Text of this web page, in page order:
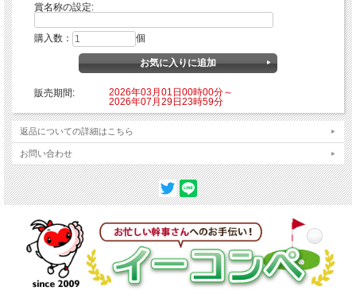
賞名称の設定:
購入数： 個
販売期間:
2026年03月01日00時00分～
2026年07月29日23時59分
返品についての詳細はこちら
お問い合わせ